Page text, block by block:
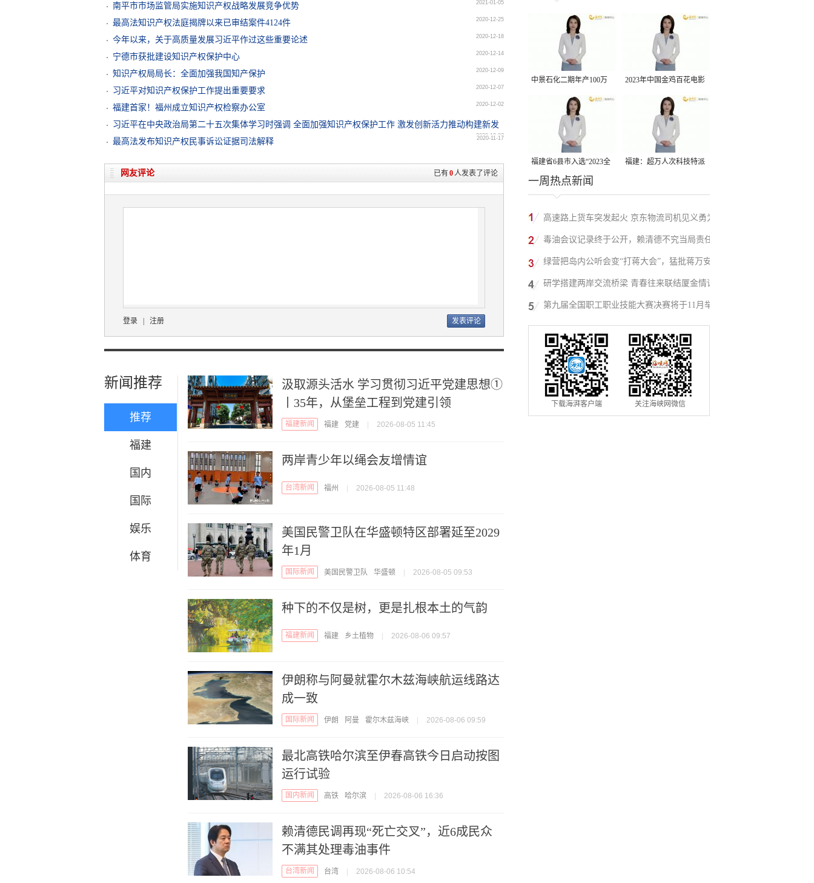
南平市市场监管局实施知识产权战略发展竞争优势 2021-01-05
最高法知识产权法庭揭牌以来已审结案件4124件 2020-12-25
今年以来，关于高质量发展习近平作过这些重要论述 2020-12-18
宁德市获批建设知识产权保护中心 2020-12-14
知识产权局局长：全面加强我国知产保护 2020-12-09
习近平对知识产权保护工作提出重要要求 2020-12-07
福建首家！福州成立知识产权检察办公室 2020-12-02
习近平在中央政治局第二十五次集体学习时强调 全面加强知识产权保护工作 激发创新活力推动构建新发
展格局
2020-12-02
最高法发布知识产权民事诉讼证据司法解释 2020-11-17
已有0人发表了评论
网友评论
登录 注册
新闻推荐
推荐
福建
国内
国际
娱乐
体育
汲取源头活水 学习贯彻习近平党建思想①
丨35年，从堡垒工程到党建引领
福建新闻 福建 党建 2026-08-05 11:45
两岸青少年以绳会友增情谊
台湾新闻 福州 2026-08-05 11:48
美国民警卫队在华盛顿特区部署延至2029
年1月
国际新闻 美国民警卫队 华盛顿 2026-08-05 09:53
种下的不仅是树，更是扎根本土的气韵
福建新闻 福建 乡土植物 2026-08-06 09:57
伊朗称与阿曼就霍尔木兹海峡航运线路达
成一致
国际新闻 伊朗 阿曼 霍尔木兹海峡 2026-08-06 09:59
最北高铁哈尔滨至伊春高铁今日启动按图
运行试验
国内新闻 高铁 哈尔滨 2026-08-06 16:36
赖清德民调再现“死亡交叉”，近6成民众
不满其处理毒油事件
台湾新闻 台湾 2026-08-06 10:54
中景石化二期年产100万
吨丙烷脱氢项目建成中交
2023年中国金鸡百花电影
节有福电影巡展31日启动
福建省6县市入选“2023全
国县域发展潜力百强县”
福建：超万人次科技特派
一周热点新闻
高速路上货车突发起火 京东物流司机见义勇为
施救挽回损失
毒油会议记录终于公开，赖清德不究当局责任
反甩锅卢秀燕，蓝营点名责任官员要求撤职下
绿营把岛内公听会变“打蒋大会”，猛批蒋万安
废除监察机构主张，遭蓝营搬出蔡英文、赖清
研学搭建两岸交流桥梁 青春往来联结厦金情谊
第九届全国职工职业技能大赛决赛将于11月举
行
下载海湃客户端 关注海峡网微信